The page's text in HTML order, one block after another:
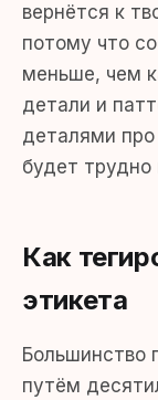
вернётся к
потому что
меньше, чем
детали и
деталями
будет
Как
этикета
Большинство
путём